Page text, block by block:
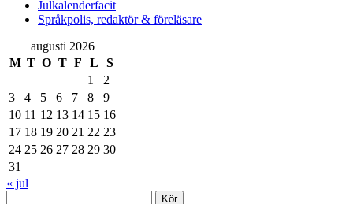
Julkalenderfacit
Språkpolis, redaktör & föreläsare
Sidopanel
augusti 2026
M T O T F L
S
1
2
3
4 5 6 7 8
9
10 11 12 13 14 15 16
17 18 19 20 21 22 23
24 25 26 27 28 29 30
31
« jul